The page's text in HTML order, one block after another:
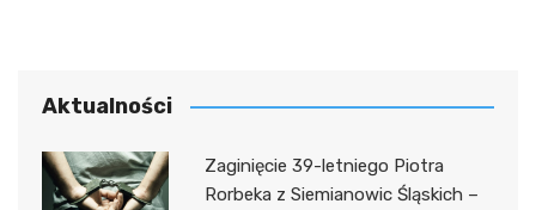
Aktualności
Zaginięcie 39-letniego Piotra
Rorbeka z Siemianowic Śląskich –